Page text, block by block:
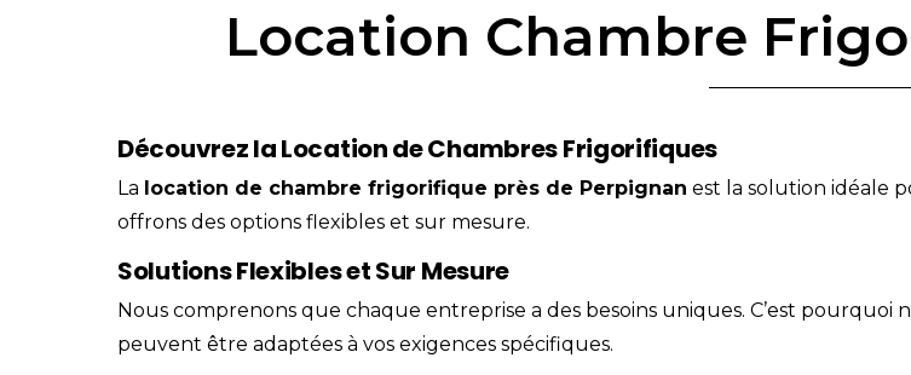
Location Chambre
Découvrez la Location de Chambres Frigorifiques
La location de chambre frigorifique près de Perpignan est la solution idéale
offrons des options flexibles et sur mesure.
Solutions Flexibles et Sur Mesure
Nous comprenons que chaque entreprise a des besoins uniques. C’est
peuvent être adaptées à vos exigences spécifiques.